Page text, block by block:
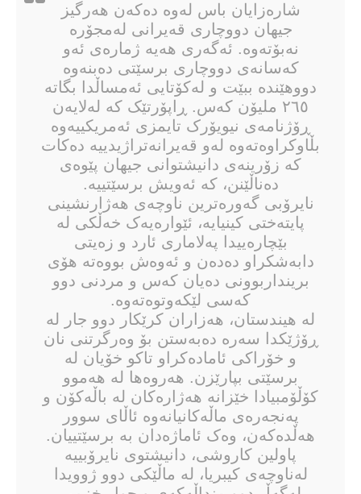
شارەزایان باس لەوە دەكەن هەرگیز
جیهان دووچاری قەیرانی لەمجۆرە
نەبۆتەوە. ئەگەری هەیە ژمارەی ئەو
کەسانەی دووچاری برسێتی دەبنەوە
دووهێندە ببێت و لەکۆتایی ئەمساڵدا بگاتە
٢٦٥ ملیۆن کەس. ڕاپۆرتێک کە لەلایەن
ڕۆژنامەی نیویۆرک تایمزی ئەمریکییەوە
بڵاوکراوەتەوە لەو قەیرانەتراژیدییە دەکات
کە زۆرینەی دانیشتوانی جیهان پێوەی
دەناڵێنن، کە ئەویش برسێتییە.
نایرۆبی گەورەترین ناوچەی هەژارنشینی
پایتەختی کینیایە، ئێوارەیەک خەڵکی لە
بێچارەییدا پەلاماری ئارد و زەیتی
دابەشکراو دەدەن و ئەوەش بووەتە هۆی
برینداربوونی دەیان کەس و مردنی دوو
کەسی لێکەوتوەتەوە.
لە هیندستان، هەزاران کرێکار دوو جار لە
ڕۆژێکدا سەرە دەبەستن بۆ وەرگرتنی نان
و خۆراكی ئامادەکراو تاکو خۆیان لە
برسێتی بپارێزن. هەروەها لە هەموو
کۆڵۆمبیادا خێزانە هەژارەکان لە باڵەكۆن و
پەنجەرەی ماڵەکانیانەوە ئاڵای سوور
هەڵدەکەن، وەک ئاماژەدان بە برسێتییان.
پاولین کاروشی، دانیشتوی نایرۆبییە
لەناوچەی کیبریا، لە ماڵێکی دوو ژوویدا